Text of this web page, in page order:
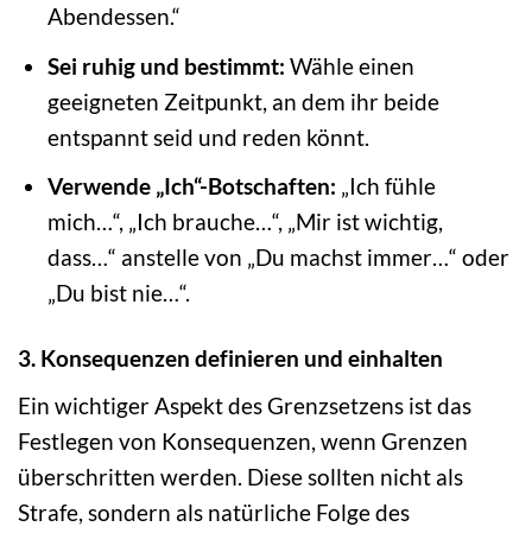
Abendessen.“
Sei ruhig und bestimmt: Wähle einen
geeigneten Zeitpunkt, an dem ihr beide
entspannt seid und reden könnt.
Verwende „Ich“-Botschaften: „Ich fühle
mich…“, „Ich brauche…“, „Mir ist wichtig,
dass…“ anstelle von „Du machst immer…“ oder
„Du bist nie…“.
3. Konsequenzen definieren und einhalten
Ein wichtiger Aspekt des Grenzsetzens ist das
Festlegen von Konsequenzen, wenn Grenzen
überschritten werden. Diese sollten nicht als
Strafe, sondern als natürliche Folge des